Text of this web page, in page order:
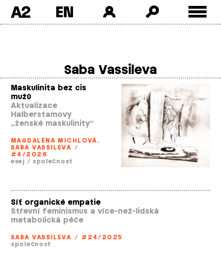
A2
Saba Vassileva
Maskulinita bez cis
mužů
Aktualizace
Halberstamovy
„ženské maskulinity“
MAGDALÉNA MICHLOVÁ,
SABA VASSILEVA /
#4/2026
esej / společnost
Síť organické empatie
Střevní feminismus a více­-než­-lidská
metabolická péče
SABA VASSILEVA / #24/2025
společnost